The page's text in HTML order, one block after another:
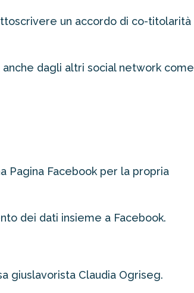
un accordo di co-titolarità
dagli altri social network come
Pagina Facebook per la propria
dei dati insieme a Facebook.
giuslavorista Claudia Ogriseg.